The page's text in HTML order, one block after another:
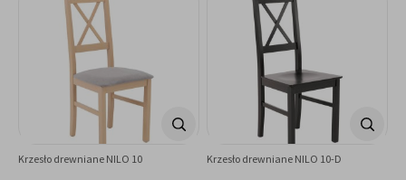
Krzesło drewniane NILO 10 Krzesło drewniane NILO 10-D